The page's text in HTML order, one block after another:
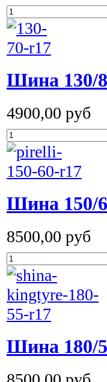
Шина 130/
4900,00 руб
Шина 150/
8500,00 руб
Шина 180/